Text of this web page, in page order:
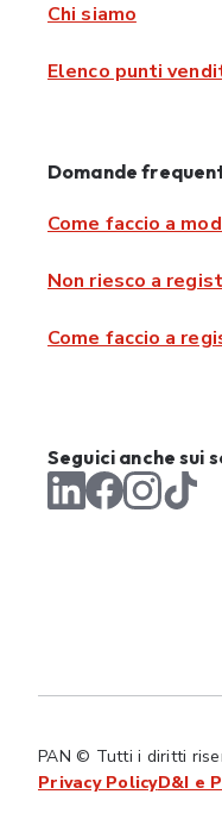
Chi siamo
Elenco punti
Domande
Come faccio a
Non riesco a
Come faccio a
Seguici anche sui
PAN © Tutti i diritti
Privacy PolicyD&I e